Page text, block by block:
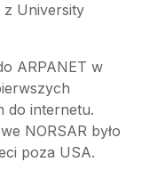
z University
ARPANET w
do internetu.
NORSAR było
poza USA.